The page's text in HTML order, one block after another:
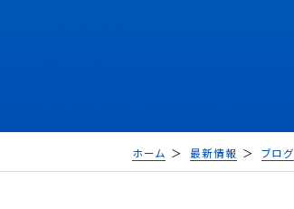
ホーム 最新情報 ブログ